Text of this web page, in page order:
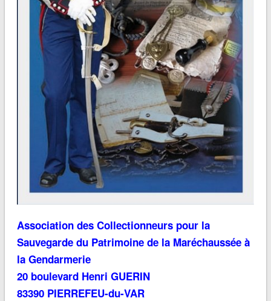
Association des Collectionneurs pour la
Sauvegarde du Patrimoine de la Maréchaussée à
la Gendarmerie
20 boulevard Henri GUERIN
83390 PIERREFEU-du-VAR